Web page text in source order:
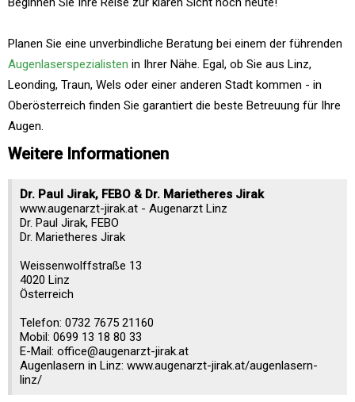
Planen Sie eine unverbindliche Beratung bei einem der führenden
Augenlaserspezialisten in Ihrer Nähe. Egal, ob Sie aus Linz,
Leonding, Traun, Wels oder einer anderen Stadt kommen - in
Oberösterreich finden Sie garantiert die beste Betreuung für Ihre
Augen.
Weitere Informationen
Dr. Paul Jirak, FEBO & Dr. Marietheres Jirak
www.augenarzt-jirak.at - Augenarzt Linz
Dr. Paul Jirak, FEBO
Dr. Marietheres Jirak
Weissenwolffstraße 13
4020 Linz
Österreich
Telefon: 0732 7675 21160
Mobil: 0699 13 18 80 33
E-Mail: office@augenarzt-jirak.at
Augenlasern in Linz: www.augenarzt-jirak.at/augenlasern-
linz/